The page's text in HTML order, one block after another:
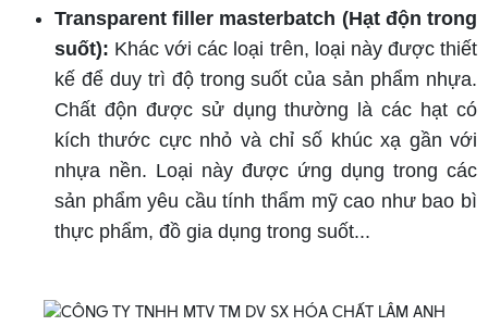
Transparent filler masterbatch (Hạt độn trong
suốt): Khác với các loại trên, loại này được thiết
kế để duy trì độ trong suốt của sản phẩm nhựa.
Chất độn được sử dụng thường là các hạt có
kích thước cực nhỏ và chỉ số khúc xạ gần với
nhựa nền. Loại này được ứng dụng trong các
sản phẩm yêu cầu tính thẩm mỹ cao như bao bì
thực phẩm, đồ gia dụng trong suốt...